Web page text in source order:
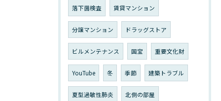
落下菌検査 賃貸マンション
分譲マンション ドラッグストア
ビルメンテナンス 国宝 重要文化財
YouTube 冬 季節 建築トラブル
夏型過敏性肺炎 北側の部屋